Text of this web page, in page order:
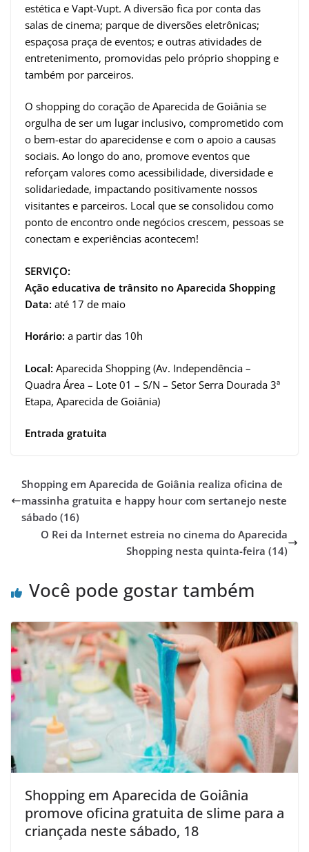
estética e Vapt-Vupt. A diversão fica por conta das
salas de cinema; parque de diversões eletrônicas;
espaçosa praça de eventos; e outras atividades de
entretenimento, promovidas pelo próprio shopping e
também por parceiros.
O shopping do coração de Aparecida de Goiânia se
orgulha de ser um lugar inclusivo, comprometido com
o bem-estar do aparecidense e com o apoio a causas
sociais. Ao longo do ano, promove eventos que
reforçam valores como acessibilidade, diversidade e
solidariedade, impactando positivamente nossos
visitantes e parceiros. Local que se consolidou como
ponto de encontro onde negócios crescem, pessoas se
conectam e experiências acontecem!
SERVIÇO:
Ação educativa de trânsito no Aparecida Shopping
Data: até 17 de maio
Horário: a partir das 10h
Local: Aparecida Shopping (Av. Independência –
Quadra Área – Lote 01 – S/N – Setor Serra Dourada 3ª
Etapa, Aparecida de Goiânia)
Entrada gratuita
Shopping em Aparecida de Goiânia realiza oficina de
massinha gratuita e happy hour com sertanejo neste
sábado (16)
O Rei da Internet estreia no cinema do Aparecida
Shopping nesta quinta-feira (14)
Você pode gostar também
Shopping em Aparecida de Goiânia
promove oficina gratuita de slime para a
criançada neste sábado, 18